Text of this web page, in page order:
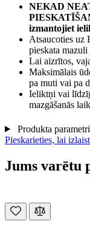
NEKAD
izmantojiet
Atsaucoties uz
pieskata
Lai aizrītos,
Maksimālais
pa muti vai pa
Ieliktņi vai
mazgāšanās
Produkta parametri
Pieskarieties, lai
Jums varētu